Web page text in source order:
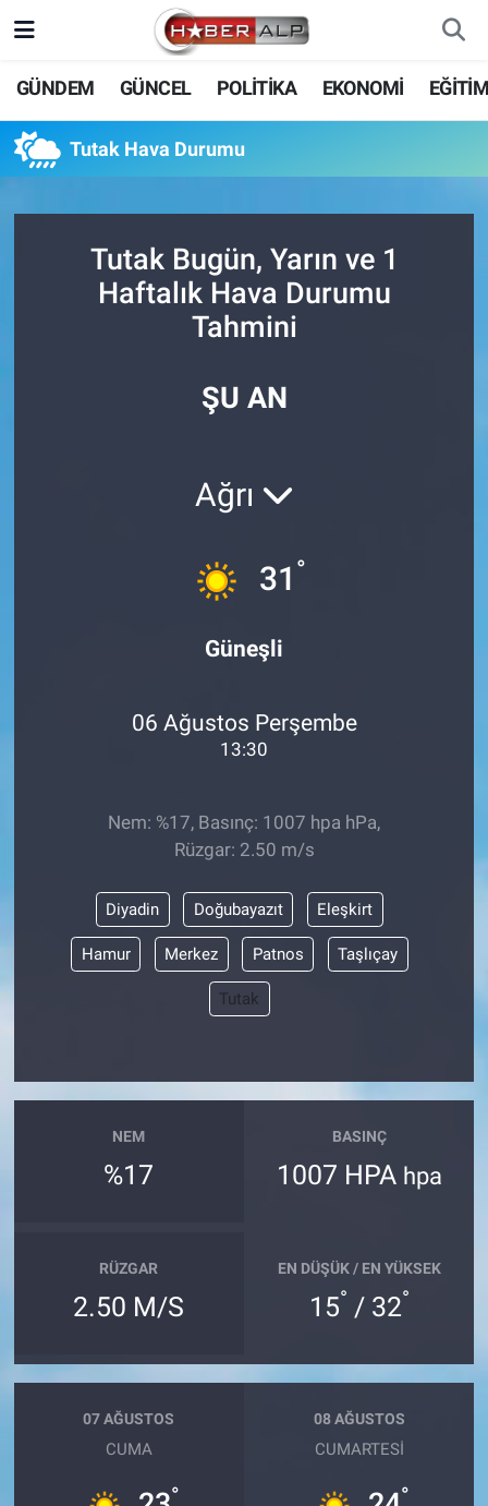
GÜNDEM GÜNCEL POLİTİKA EKONOMİ
Tutak Hava Durumu
Tutak Bugün, Yarın ve 1
Haftalık Hava Durumu
Tahmini
ŞU AN
Ağrı
31 °
Güneşli
06 Ağustos Perşembe
13:30
Nem: %17, Basınç: 1007 hpa hPa,
Rüzgar: 2.50 m/s
Diyadin Doğubayazıt Eleşkirt
Hamur Merkez Patnos Taşlıçay
Tutak
NEM
%17
BASINÇ
1007 HPA hpa
RÜZGAR
2.50 M/S
EN DÜŞÜK / EN YÜKSEK
15° / 32°
07 AĞUSTOS
CUMA
°
08 AĞUSTOS
CUMARTESI
°
Nöbetçi Eczaneler
Hava Durumu
Süper Lig Puan Durumu ve Fikstür
Tüm Manşetler